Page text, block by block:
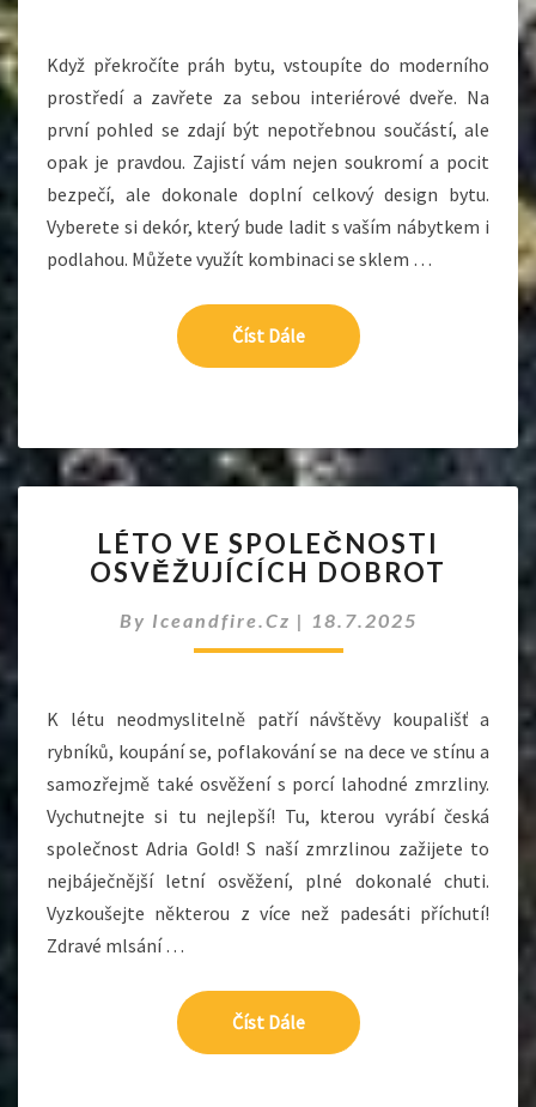
Když překročíte práh bytu, vstoupíte do moderního
prostředí a zavřete za sebou interiérové dveře. Na
první pohled se zdají být nepotřebnou součástí, ale
opak je pravdou. Zajistí vám nejen soukromí a pocit
bezpečí, ale dokonale doplní celkový design bytu.
Vyberete si dekór, který bude ladit s vaším nábytkem i
podlahou. Můžete využít kombinaci se sklem …
Číst DáleČíst Dále
VE
SPOLEČNOSTI
DOBROT
LÉTO VE SPOLEČNOSTI
OSVĚŽUJÍCÍCH DOBROT
By Iceandfire.cz | 18.7.2025
K létu neodmyslitelně patří návštěvy koupališť a
rybníků, koupání se, poflakování se na dece ve stínu a
samozřejmě také osvěžení s porcí lahodné zmrzliny.
Vychutnejte si tu nejlepší! Tu, kterou vyrábí česká
společnost Adria Gold! S naší zmrzlinou zažijete to
nejbáječnější letní osvěžení, plné dokonalé chuti.
Vyzkoušejte některou z více než padesáti příchutí!
Zdravé mlsání …
Číst DáleČíst Dále